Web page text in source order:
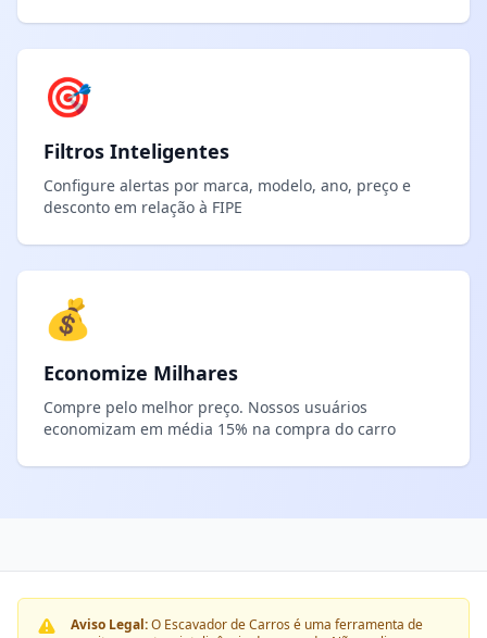
🎯
Filtros Inteligentes
Configure alertas por marca, modelo, ano, preço e
desconto em relação à FIPE
💰
Economize Milhares
Compre pelo melhor preço. Nossos usuários
economizam em média 15% na compra do carro
Aviso Legal:O Escavador de Carros é uma ferramenta de